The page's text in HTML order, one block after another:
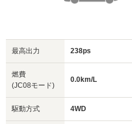
最高出力 238ps
燃費
(JC08モード)
0.0km/L
駆動方式 4WD